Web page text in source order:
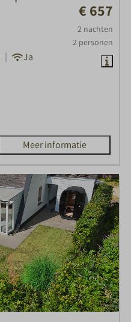
€ 657
2 nachten
2 personen
Ja
Meer informatie